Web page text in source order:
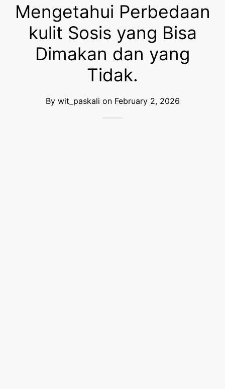
Mengetahui Perbedaan
kulit Sosis yang Bisa
Dimakan dan yang
Tidak.
By wit_paskali on February 2, 2026